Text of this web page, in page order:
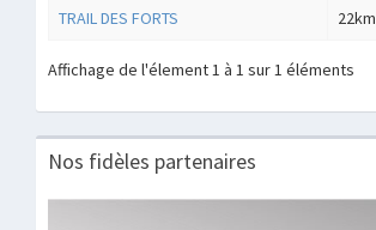
TRAIL DES FORTS 22km
Affichage de l'élement 1 à 1 sur 1 éléments
Nos fidèles partenaires